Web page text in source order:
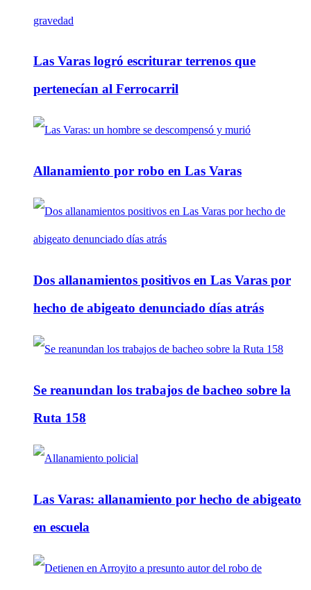
Las Varas logró escriturar terrenos que
pertenecían al Ferrocarril
Allanamiento por robo en Las Varas
Dos allanamientos positivos en Las Varas por
hecho de abigeato denunciado días atrás
Se reanundan los trabajos de bacheo sobre la
Ruta 158
Las Varas: allanamiento por hecho de abigeato
en escuela